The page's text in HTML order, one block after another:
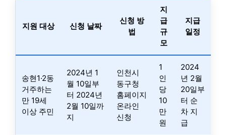
지원 대상 신청 날짜
신청 방
법
지
급
규
모
지급
일정
송현1·2동
거주하는
만 19세
이상 주민
2024년 1
월 10일부
터 2024년
2월 10일까
지
인천시
동구청
홈페이지
온라인
신청
1
인
당
10
만
원
2024
년 2월
20일부
터 순
차 지
급